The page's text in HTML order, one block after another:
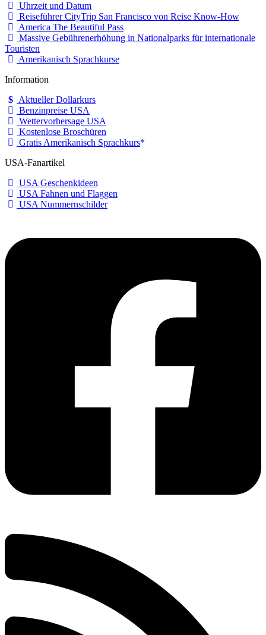
Uhrzeit und Datum
Reiseführer CityTrip San Francisco von Reise Know-How
America The Beautiful Pass
Massive Gebührenerhöhung in Nationalparks für internationale
Touristen
Amerikanisch Sprachkurse
Information
Aktueller Dollarkurs
Benzinpreise USA
Wettervorhersage USA
Kostenlose Broschüren
Gratis Amerikanisch Sprachkurs
USA-Fanartikel
USA Geschenkideen
USA Fahnen und Flaggen
USA Nummernschilder